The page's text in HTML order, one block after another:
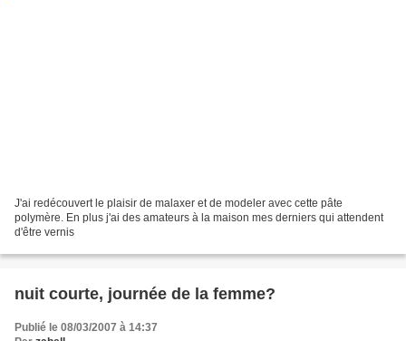
J'ai redécouvert le plaisir de malaxer et de modeler avec cette pâte
polymère. En plus j'ai des amateurs à la maison mes derniers qui attendent
d'être vernis
nuit courte, journée de la femme?
Publié le 08/03/2007 à 14:37